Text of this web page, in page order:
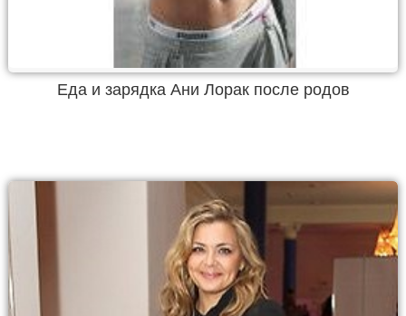
Еда и зарядка Ани Лорак после родов